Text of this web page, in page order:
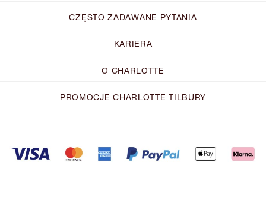
CZĘSTO ZADAWANE PYTANIA
KARIERA
O CHARLOTTE
PROMOCJE CHARLOTTE TILBURY